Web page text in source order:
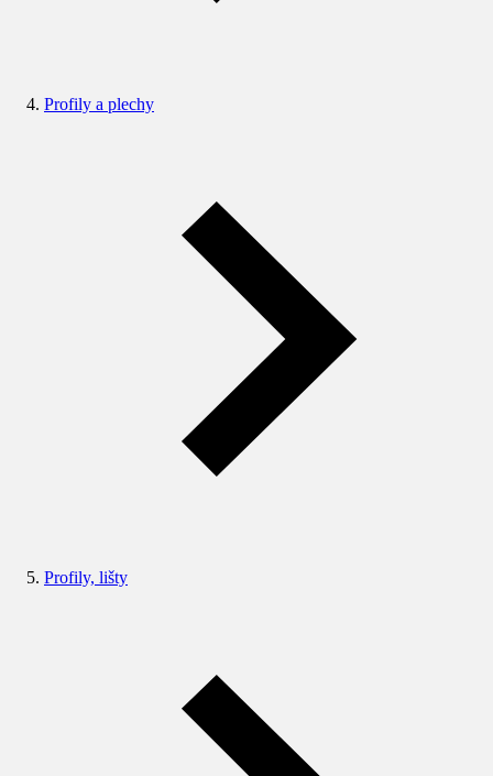
Profily a plechy
Profily, lišty